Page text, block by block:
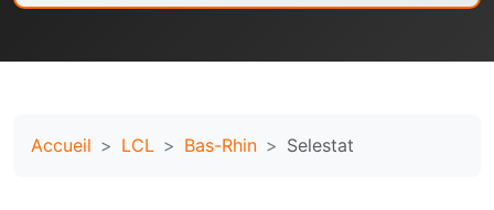
Accueil LCL Bas-Rhin Selestat